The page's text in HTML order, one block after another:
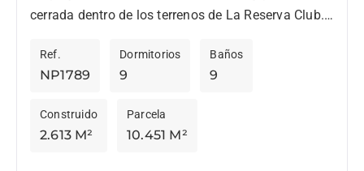
cerrada dentro de los terrenos de La Reserva Club.
un amplio alojamiento...
NP1789
Ref.
9
Dormitorios
9
Baños
2.613 M²
Construido
10.451 M²
Parcela